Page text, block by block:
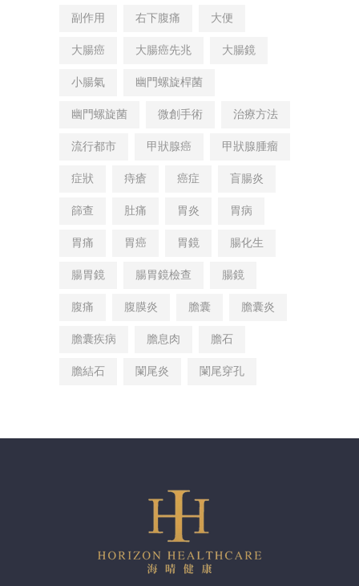
副作用 右下腹痛 大便
大腸癌 大腸癌先兆 大腸鏡
小腸氣 幽門螺旋桿菌
幽門螺旋菌 微創手術 治療方法
流行都市 甲狀腺癌 甲狀腺腫瘤
症狀 痔瘡 癌症 盲腸炎
篩查 肚痛 胃炎 胃病
胃痛 胃癌 胃鏡 腸化生
腸胃鏡 腸胃鏡檢查 腸鏡
腹痛 腹膜炎 膽囊 膽囊炎
膽囊疾病 膽息肉 膽石
膽結石 闌尾炎 闌尾穿孔